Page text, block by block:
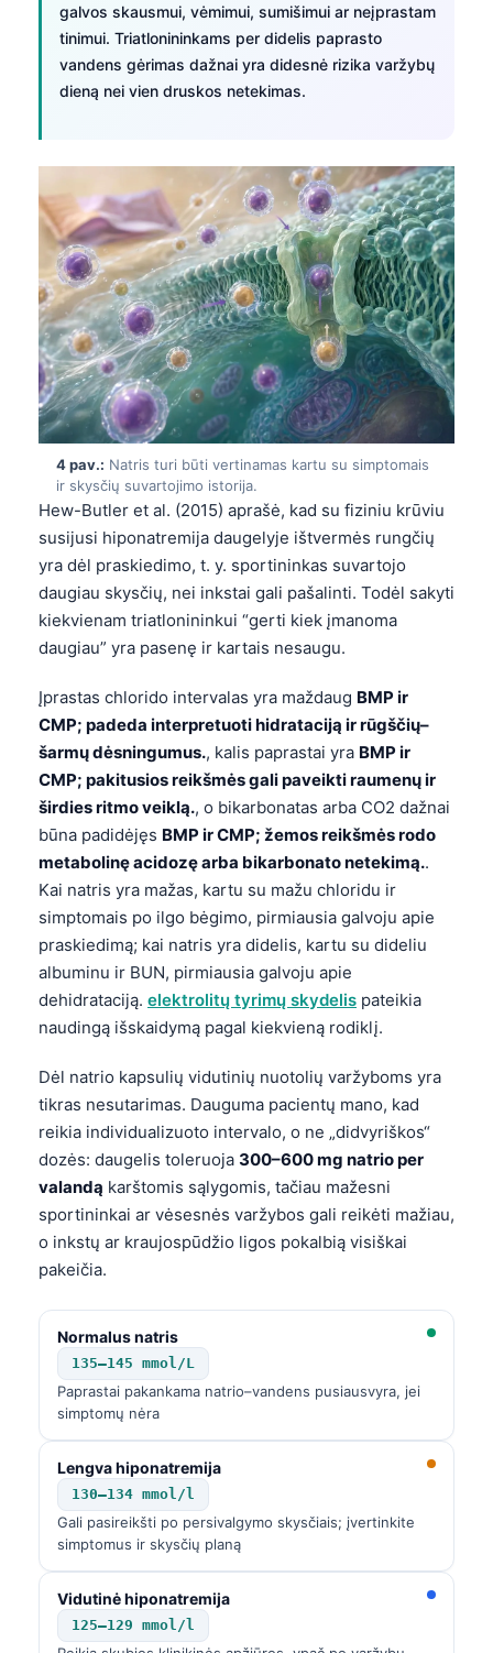
galvos skausmui, vėmimui, sumišimui ar neįprastam
tinimui. Triatlonininkams per didelis paprasto
vandens gėrimas dažnai yra didesnė rizika varžybų
dieną nei vien druskos netekimas.
4 pav.: Natris turi būti vertinamas kartu su simptomais
ir skysčių suvartojimo istorija.
Hew-Butler et al. (2015) aprašė, kad su fiziniu krūviu
susijusi hiponatremija daugelyje ištvermės rungčių
yra dėl praskiedimo, t. y. sportininkas suvartojo
daugiau skysčių, nei inkstai gali pašalinti. Todėl sakyti
kiekvienam triatlonininkui “gerti kiek įmanoma
daugiau” yra pasenę ir kartais nesaugu.
Įprastas chlorido intervalas yra maždaug BMP ir
CMP; padeda interpretuoti hidrataciją ir rūgščių–
šarmų dėsningumus., kalis paprastai yra BMP ir
CMP; pakitusios reikšmės gali paveikti raumenų ir
širdies ritmo veiklą., o bikarbonatas arba CO2 dažnai
būna padidėjęs BMP ir CMP; žemos reikšmės rodo
metabolinę acidozę arba bikarbonato netekimą..
Kai natris yra mažas, kartu su mažu chloridu ir
simptomais po ilgo bėgimo, pirmiausia galvoju apie
praskiedimą; kai natris yra didelis, kartu su dideliu
albuminu ir BUN, pirmiausia galvoju apie
dehidrataciją. elektrolitų tyrimų skydelis pateikia
naudingą išskaidymą pagal kiekvieną rodiklį.
Dėl natrio kapsulių vidutinių nuotolių varžyboms yra
tikras nesutarimas. Dauguma pacientų mano, kad
reikia individualizuoto intervalo, o ne „didvyriškos“
dozės: daugelis toleruoja 300–600 mg natrio per
valandą karštomis sąlygomis, tačiau mažesni
sportininkai ar vėsesnės varžybos gali reikėti mažiau,
o inkstų ar kraujospūdžio ligos pokalbią visiškai
pakeičia.
Normalus natris
135–145 mmol/L
Paprastai pakankama natrio–vandens pusiausvyra, jei
simptomų nėra
Lengva hiponatremija
130–134 mmol/l
Gali pasireikšti po persivalgymo skysčiais; įvertinkite
simptomus ir skysčių planą
Vidutinė hiponatremija
125–129 mmol/l